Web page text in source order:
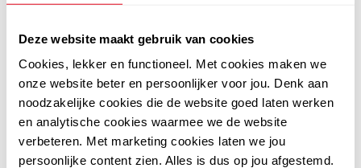
Deze website maakt gebruik van cookies
Cookies, lekker en functioneel. Met cookies maken we
onze website beter en persoonlijker voor jou. Denk aan
noodzakelijke cookies die de website goed laten werken
en analytische cookies waarmee we de website
verbeteren. Met marketing cookies laten we jou
persoonlijke content zien. Alles is dus op jou afgestemd.